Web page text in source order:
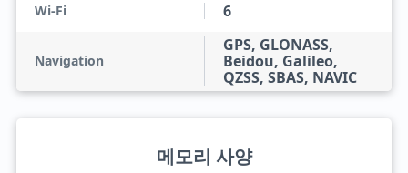
Wi-Fi 6
Navigation
GPS, GLONASS,
Beidou, Galileo,
QZSS, SBAS, NAVIC
메모리 사양